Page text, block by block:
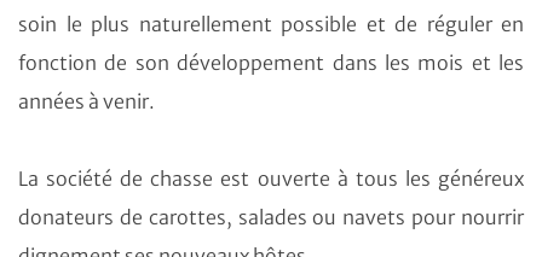
soin le plus naturellement possible et de réguler en
fonction de son développement dans les mois et les
années à venir.
La société de chasse est ouverte à tous les généreux
donateurs de carottes, salades ou navets pour nourrir